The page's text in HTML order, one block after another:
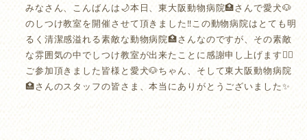
みなさん、こんばんは🌙本日、東大阪動物病院🏥さんで愛犬🐶
のしつけ教室を開催させて頂きました‼️この動物病院はとても明
るく清潔感溢れる素敵な動物病院🏥さんなのですが、その素敵
な雰囲気の中でしつけ教室が出来たことに感謝申し上げます🙇‍♂️
ご参加頂きました皆様と愛犬🐶ちゃん、そして東大阪動物病院
🏥さんのスタッフの皆さま、本当にありがとうございました✨